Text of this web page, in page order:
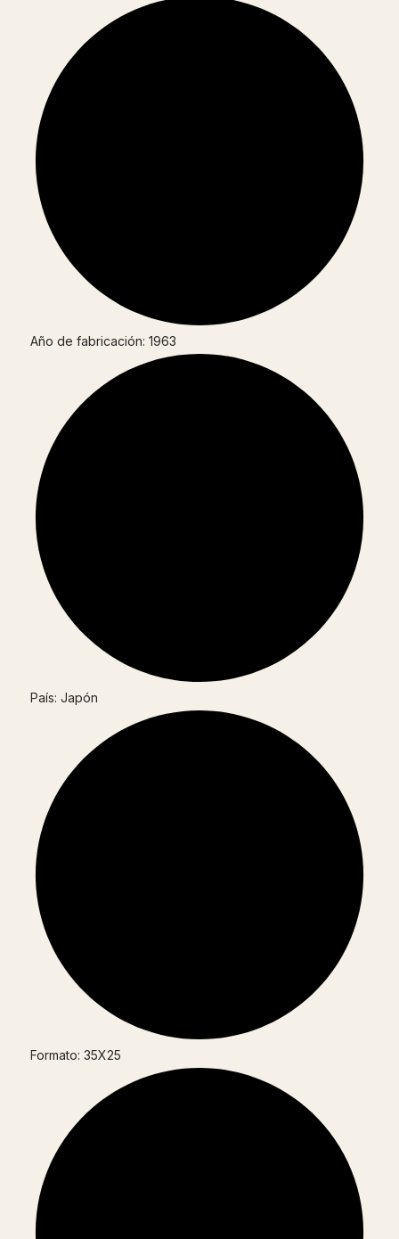
Año de fabricación: 1963
País: Japón
Formato: 35X25